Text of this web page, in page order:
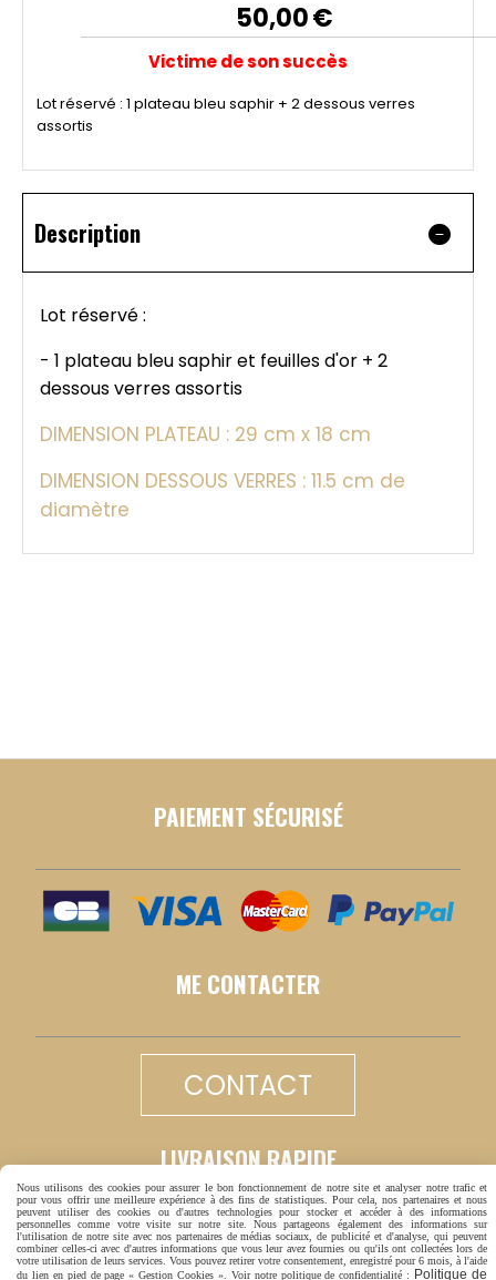
50,00€
Victime de son succès
Lot réservé : 1 plateau bleu saphir + 2 dessous verres
assortis
Description
Lot réservé :
- 1 plateau bleu saphir et feuilles d'or + 2
dessous verres assortis
DIMENSION PLATEAU : 29 cm x 18 cm
DIMENSION DESSOUS VERRES : 11.5 cm de
diamètre
PAIEMENT SÉCURISÉ
ME CONTACTER
CONTACT
LIVRAISON RAPIDE
Nous utilisons des cookies pour assurer le bon fonctionnement de notre site et analyser notre trafic et
pour vous offrir une meilleure expérience à des fins de statistiques. Pour cela, nos partenaires et nous
peuvent utiliser des cookies ou d'autres technologies pour stocker et accéder à des informations
personnelles comme votre visite sur notre site. Nous partageons également des informations sur
l'utilisation de notre site avec nos partenaires de médias sociaux, de publicité et d'analyse, qui peuvent
combiner celles-ci avec d'autres informations que vous leur avez fournies ou qu'ils ont collectées lors de
votre utilisation de leurs services. Vous pouvez retirer votre consentement, enregistré pour 6 mois, à l'aide
du lien en pied de page « Gestion Cookies ». Voir notre politique de confidentialité :
Politique de